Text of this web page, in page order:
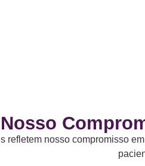
Nosso
refletem nosso compromisso